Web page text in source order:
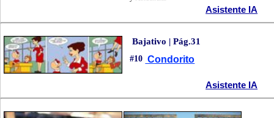
Asistente IA
Bajativo | Pág.31
#10 Condorito
Asistente IA